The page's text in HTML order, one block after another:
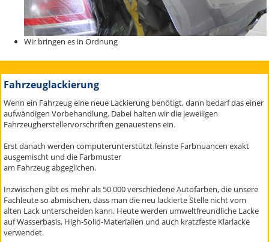
Wir bringen es in Ordnung
Fahrzeuglackierung
Wenn ein Fahrzeug eine neue Lackierung benötigt, dann bedarf das einer
aufwändigen Vorbehandlung. Dabei halten wir die jeweiligen
Fahrzeugherstellervorschriften genauestens ein.
Erst danach werden computerunterstützt feinste Farbnuancen exakt
ausgemischt und die Farbmuster
am Fahrzeug abgeglichen.
Inzwischen gibt es mehr als 50 000 verschiedene Autofarben, die unsere
Fachleute so abmischen, dass man die neu lackierte Stelle nicht vom
alten Lack unterscheiden kann. Heute werden umweltfreundliche Lacke
auf Wasserbasis, High-Solid-Materialien und auch kratzfeste Klarlacke
verwendet.